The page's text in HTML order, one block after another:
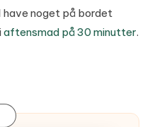
have noget på bordet
aftensmad på 30 minutter.